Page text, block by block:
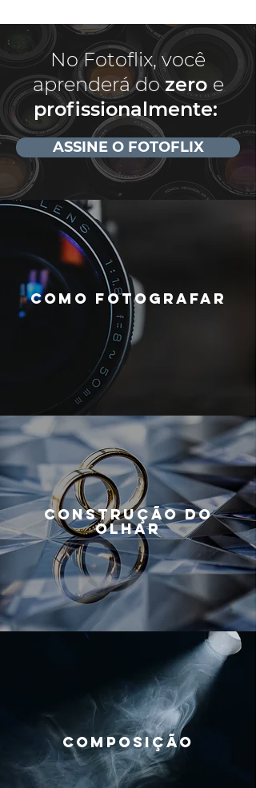
No Fotoflix, você
aprenderá dozero e
profissionalmente:
ASSINE O FOTOFLIX
COMO FOTOGRAFAR
CONSTRUÇÃO DO
OLHAR
COMPOSIÇÃO